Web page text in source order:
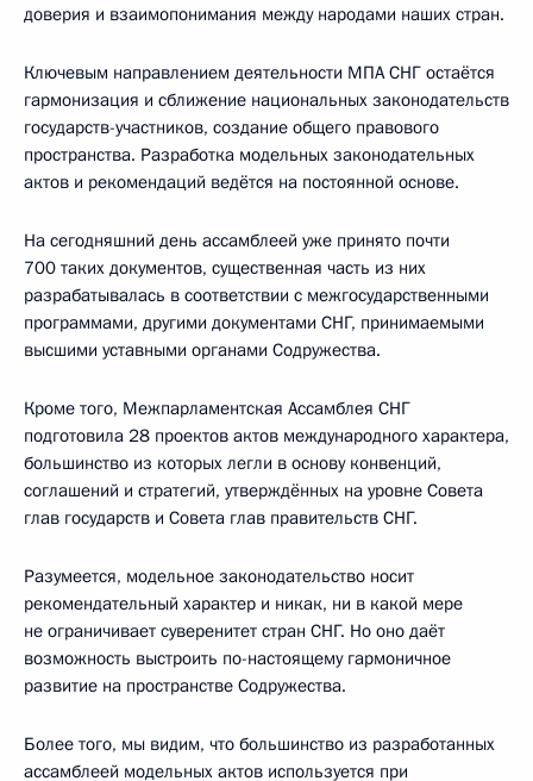
доверия и взаимопонимания между народами наших стран.
Ключевым направлением деятельности МПА СНГ остаётся
гармонизация и сближение национальных законодательств
государств-участников, создание общего правового
пространства. Разработка модельных законодательных
актов и рекомендаций ведётся на постоянной основе.
На сегодняшний день ассамблеей уже принято почти
700 таких документов, существенная часть из них
разрабатывалась в соответствии с межгосударственными
программами, другими документами СНГ, принимаемыми
высшими уставными органами Содружества.
Кроме того, Межпарламентская Ассамблея СНГ
подготовила 28 проектов актов международного характера,
большинство из которых легли в основу конвенций,
соглашений и стратегий, утверждённых на уровне Совета
глав государств и Совета глав правительств СНГ.
Разумеется, модельное законодательство носит
рекомендательный характер и никак, ни в какой мере
не ограничивает суверенитет стран СНГ. Но оно даёт
возможность выстроить по-настоящему гармоничное
развитие на пространстве Содружества.
Более того, мы видим, что большинство из разработанных
ассамблеей модельных актов используется при